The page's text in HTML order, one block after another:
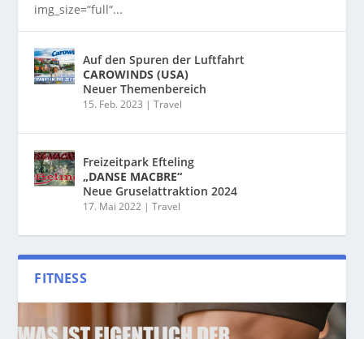
img_size=“full“...
Auf den Spuren der Luftfahrt
CAROWINDS (USA)
Neuer Themenbereich
15. Feb. 2023 |Travel
Freizeitpark Efteling
„DANSE MACBRE“
Neue Gruselattraktion 2024
17. Mai 2022 |Travel
FITNESS